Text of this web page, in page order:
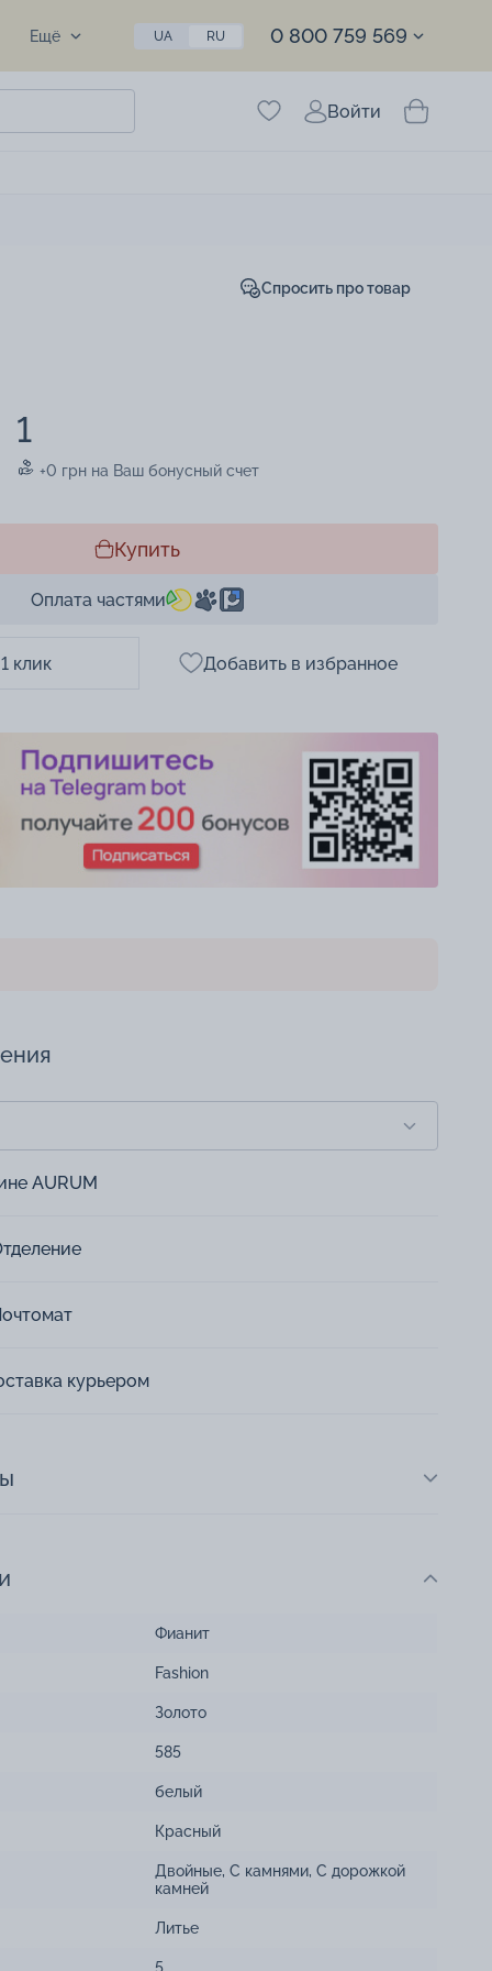
Ещё UA RU 0 800 759 569
Войти
Спросить про товар
1
+0 грн на Ваш бонусный счет
Купить
Оплата частями
клик Добавить в избранное
AURUM
курьером
Фианит
Fashion
Золото
585
белый
Красный
Двойные, С камнями, С дорожкой
камней
Литье